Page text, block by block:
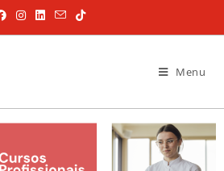
Menu